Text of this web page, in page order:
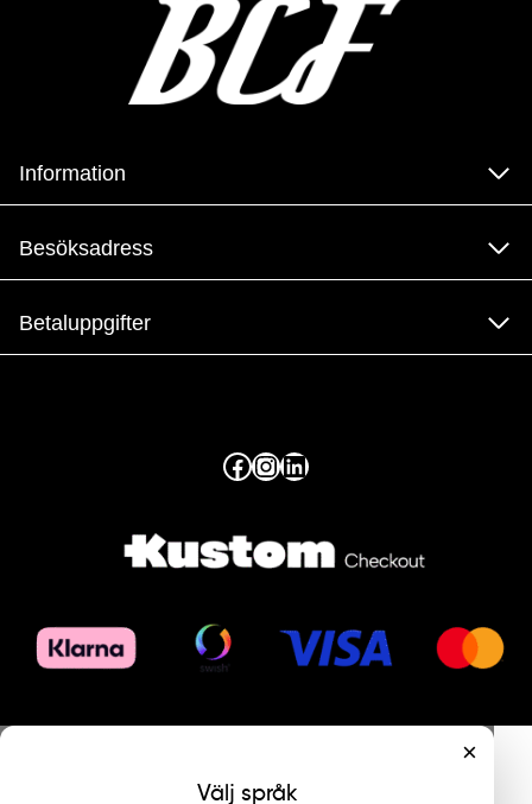
Information
Besöksadress
Betaluppgifter
Facebook
Instagram
LinkedIn
×
Välj språk